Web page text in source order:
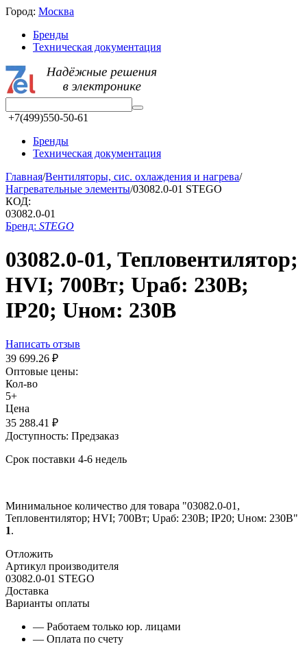
Город: Москва
Бренды
Техническая документация
+7(499)550-50-61
Бренды
Техническая документация
Главная/Вентиляторы, сис. охлаждения и нагрева/
Нагревательные элементы/03082.0-01 STEGO
КОД:
03082.0-01
Бренд: STEGO
03082.0-01, Тепловентилятор;
HVI; 700Вт; Uраб: 230В;
IP20; Uном: 230В
Написать отзыв
39 699.26 ₽
Оптовые цены:
Кол-во
5+
Цена
35 288.41 ₽
Доступность: Предзаказ
Срок поставки 4-6 недель
Минимальное количество для товара "03082.0-01,
Тепловентилятор; HVI; 700Вт; Uраб: 230В; IP20; Uном: 230В"
1.
Отложить
Артикул производителя
03082.0-01 STEGO
Доставка
Варианты оплаты
— Работаем только юр. лицами
— Оплата по счету